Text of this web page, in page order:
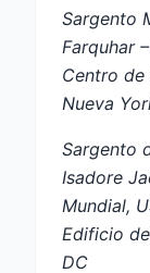
Sargento
Farquhar
Centro de
Nueva
Sargento
Isadore
Mundial,
Edificio
DC